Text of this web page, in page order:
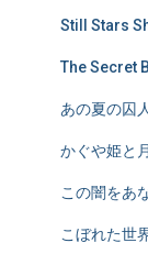
Still Stars
The Secret
あの夏の囚人
かぐや姫と
この闇をあ
こぼれた世